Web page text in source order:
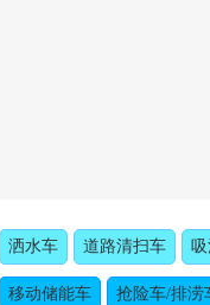
洒水车 道路清扫车
移动储能车 抢险车/排涝